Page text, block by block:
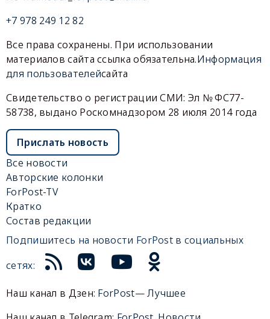
+7 978 249 12 82
Все права сохранены. При использовании
материалов сайта ссылка обязательна.Информация
для пользователейсайта
Свидетельство о регистрации СМИ: Эл № ФС77-
58738, выдано Роскомнадзором 28 июля 2014 года
Прислать новость
Все новости
Авторские колонки
ForPost-TV
Кратко
Состав редакции
Подпишитесь на новости ForPost в социальных
сетях:
Наш канал в Дзен: ForPost— Лучшее